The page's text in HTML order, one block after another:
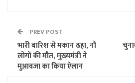
PREV POST
भारी बारिश से मकान ढहा, नौ
लोगों की मौत, मुख्यमंत्री ने
मुआवजा का किया ऐलान